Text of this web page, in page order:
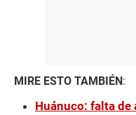
MIRE ESTO TAMBIÉN:
Huánuco: falta de